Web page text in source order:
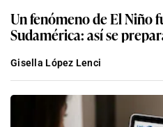
Un fenómeno de El Niño
Sudamérica: así se
Gisella López Lenci